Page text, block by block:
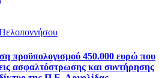
προϋπολογισμού 450.000 ευρώ που
ασφαλτόστρωσης και συντήρησης